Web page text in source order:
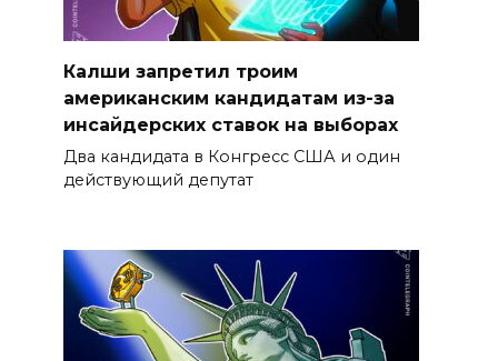
Калши запретил троим
американским кандидатам из-за
инсайдерских ставок на выборах
Два кандидата в Конгресс США и один
действующий депутат